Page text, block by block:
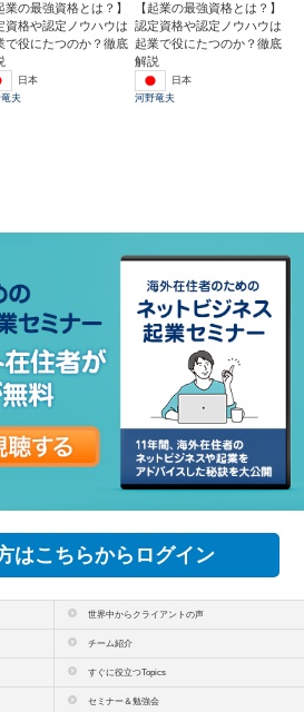
業の最強資格とは？】
資格や認定ノウハウは
で役にたつのか？徹底
日本
夫
【起業の最強資格とは？】
認定資格や認定ノウハウは
起業で役にたつのか？徹底
解説
日本
河野竜夫
はこちらからログイン
世界中からクライアントの声
チーム紹介
すぐに役立つTopics
セミナー＆勉強会